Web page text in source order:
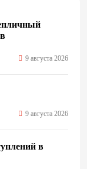
9 августа 2026
9 августа 2026
в